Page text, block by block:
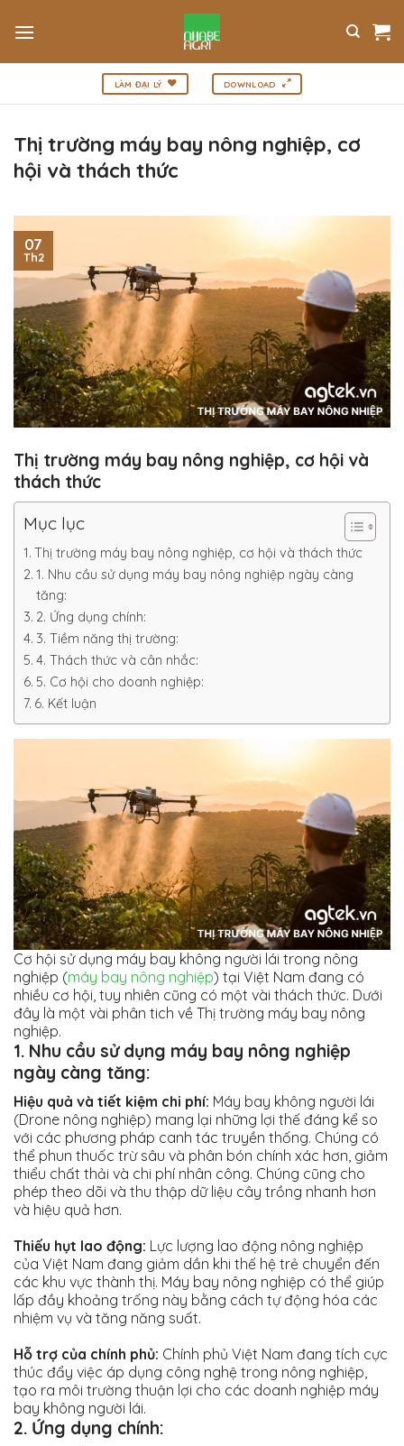
qua
nội
dung
LÀM ĐẠI LÝ DOWNLOAD
Thị trường máy bay nông nghiệp, cơ
hội và thách thức
07
Th2
Thị trường máy bay nông nghiệp, cơ hội và
thách thức
Mục lục
Thị trường máy bay nông nghiệp, cơ hội và thách thức
1. Nhu cầu sử dụng máy bay nông nghiệp ngày càng
tăng:
2. Ứng dụng chính:
3. Tiềm năng thị trường:
4. Thách thức và cân nhắc:
5. Cơ hội cho doanh nghiệp:
6. Kết luận
Cơ hội sử dụng máy bay không người lái trong nông
nghiệp (máy bay nông nghiệp) tại Việt Nam đang có
nhiều cơ hội, tuy nhiên cũng có một vài thách thức. Dưới
đây là một vài phân tich về Thị trường máy bay nông
nghiệp.
1. Nhu cầu sử dụng máy bay nông nghiệp
ngày càng tăng:
Hiệu quả và tiết kiệm chi phí: Máy bay không người lái
(Drone nông nghiệp) mang lại những lợi thế đáng kể so
với các phương pháp canh tác truyền thống. Chúng có
thể phun thuốc trừ sâu và phân bón chính xác hơn, giảm
thiểu chất thải và chi phí nhân công. Chúng cũng cho
phép theo dõi và thu thập dữ liệu cây trồng nhanh hơn
và hiệu quả hơn.
Thiếu hụt lao động: Lực lượng lao động nông nghiệp
của Việt Nam đang giảm dần khi thế hệ trẻ chuyển đến
các khu vực thành thị. Máy bay nông nghiệp có thể giúp
lấp đầy khoảng trống này bằng cách tự động hóa các
nhiệm vụ và tăng năng suất.
Hỗ trợ của chính phủ: Chính phủ Việt Nam đang tích cực
thúc đẩy việc áp dụng công nghệ trong nông nghiệp,
tạo ra môi trường thuận lợi cho các doanh nghiệp máy
bay không người lái.
2. Ứng dụng chính: